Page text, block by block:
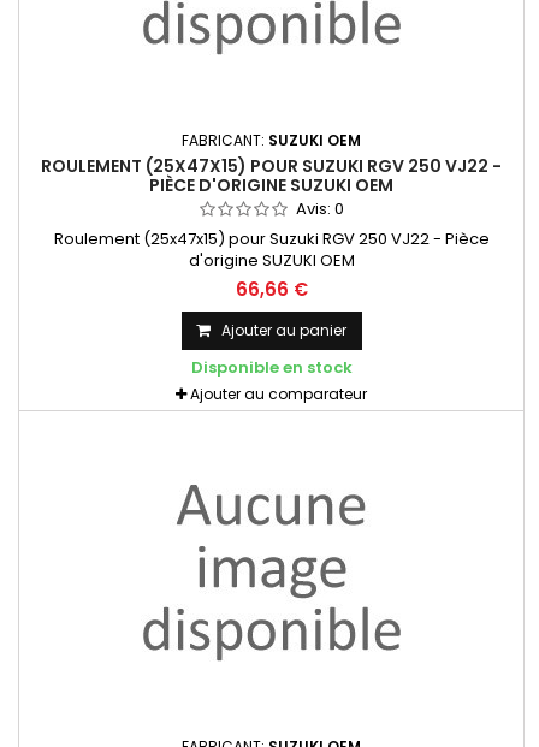
FABRICANT: SUZUKI OEM
ROULEMENT (25X47X15) POUR SUZUKI RGV 250 VJ22 -
PIÈCE D'ORIGINE SUZUKI OEM
Avis: 0
Roulement (25x47x15) pour Suzuki RGV 250 VJ22 - Pièce
d'origine SUZUKI OEM
66,66 €
Ajouter au panier
Disponible en stock
Ajouter au comparateur